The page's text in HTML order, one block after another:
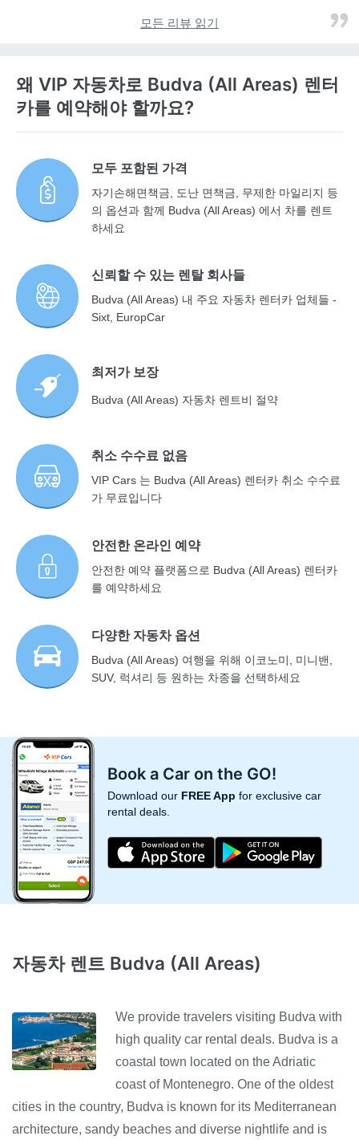
모든 리뷰 읽기
왜 VIP 자동차로 Budva (All Areas) 렌터
카를 예약해야 할까요?
모두 포함된 가격
자기손해면책금, 도난 면책금, 무제한 마일리지 등
의 옵션과 함께 Budva (All Areas) 에서 차를 렌트
하세요
신뢰할 수 있는 렌탈 회사들
Budva (All Areas) 내 주요 자동차 렌터카 업체들 -
Sixt, EuropCar
최저가 보장
Budva (All Areas) 자동차 렌트비 절약
취소 수수료 없음
VIP Cars 는 Budva (All Areas) 렌터카 취소 수수료
가 무료입니다
안전한 온라인 예약
안전한 예약 플랫폼으로 Budva (All Areas) 렌터카
를 예약하세요
다양한 자동차 옵션
Budva (All Areas) 여행을 위해 이코노미, 미니밴,
SUV, 럭셔리 등 원하는 차종을 선택하세요
Book a Car on the GO!
Download our FREE App for exclusive car
rental deals.
자동차 렌트 Budva (All Areas)
We provide travelers visiting Budva with
high quality car rental deals. Budva is a
coastal town located on the Adriatic
coast of Montenegro. One of the oldest
cities in the country, Budva is known for its Mediterranean
architecture, sandy beaches and diverse nightlife and is